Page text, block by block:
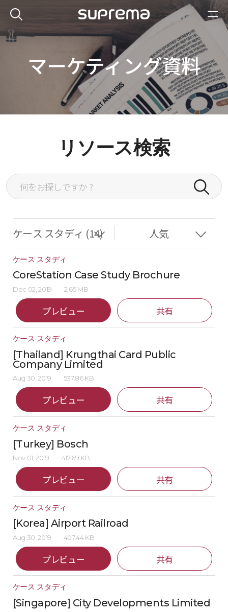
マーケティング資料
リソース検索
ケース スタディ
CoreStation Case Study Brochure
Dec 02, 2019 2.65 MB
プレビュー 共有
ケース スタディ
[Thailand] Krungthai Card Public
Company Limited
Aug 30, 2019 537.86 KB
プレビュー 共有
ケース スタディ
[Turkey] Bosch
Nov 01, 2019 417.69 KB
プレビュー 共有
ケース スタディ
[Korea] Airport Railroad
Aug 30, 2019 407.44 KB
プレビュー 共有
ケース スタディ
[Singapore] City Developments Limited